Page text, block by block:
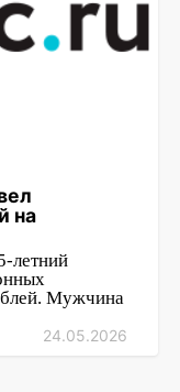
на
летний
Мужчина
24.05.2026